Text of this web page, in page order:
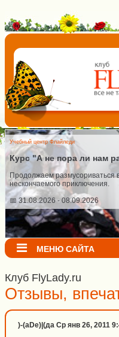
Учебный центр Флайледи
Курс "А не пора ли нам
Продолжаем размусориваться
нескончаемого приключения.
📅 31.08.2026 - 08.09.2026
МЕНЮ САЙТА
Клуб FlyLady.ru
Отзывы,
)-(aDe)|(да Ср янв 26, 2011